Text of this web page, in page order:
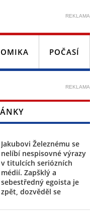
REKLAMA
POČASÍ
REKLAMA
Jakubovi Železnému se
nelíbí nespisovné výrazy
v titulcích seriózních
médií. Zapšklý a
sebestředný egoista je
zpět, dozvěděl se